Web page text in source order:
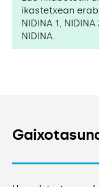
ikastetxean
NIDINA 1,
NIDINA.